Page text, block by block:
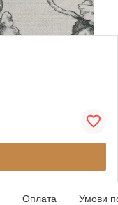
Оплата Умови